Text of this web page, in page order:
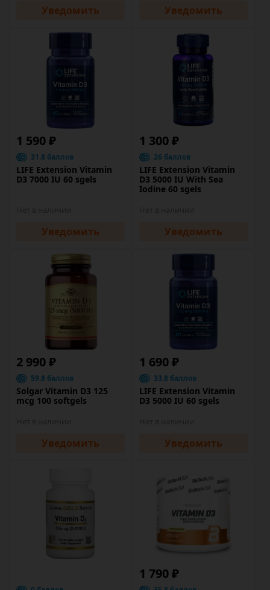
Уведомить Уведомить
1 590 ₽
31.8 баллов
LIFE Extension Vitamin
D3 7000 IU 60 sgels
Уведомить
1 300 ₽
26 баллов
LIFE Extension Vitamin
D3 5000 IU With Sea
Iodine 60 sgels
Уведомить
2 990 ₽
59.8 баллов
Solgar Vitamin D3 125
mcg 100 softgels
Уведомить
1 690 ₽
33.8 баллов
LIFE Extension Vitamin
D3 5000 IU 60 sgels
Уведомить
1 790 ₽